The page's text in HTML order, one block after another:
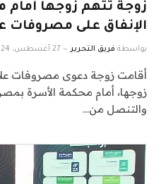
زوجة تتهم زوجها
الإنفاق على مصروفات
بواسطة فريق التحرير 27 أغسطس، 2024
أقامت زوجة دعوى مصروفات
زوجها، أمام محكمة الأسرة
والتنصل من…